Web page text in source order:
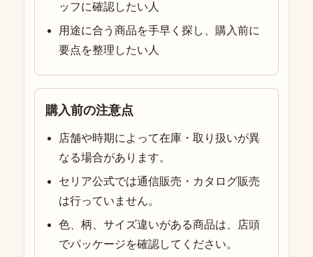
ッフに確認したい人
用途に合う商品を手早く探し、購入前に
要点を整理したい人
購入前の注意点
店舗や時期によって在庫・取り扱いが異
なる場合があります。
セリア公式では通信販売・カタログ販売
は行っていません。
色、柄、サイズ違いがある商品は、店頭
でパッケージを確認してください。